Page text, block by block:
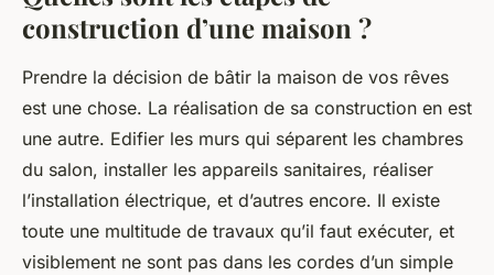
construction d’une maison ?
Prendre la décision de bâtir la maison de vos rêves
est une chose. La réalisation de sa construction en est
une autre. Edifier les murs qui séparent les chambres
du salon, installer les appareils sanitaires, réaliser
l’installation électrique, et d’autres encore. Il existe
toute une multitude de travaux qu’il faut exécuter, et
visiblement ne sont pas dans les cordes d’un simple